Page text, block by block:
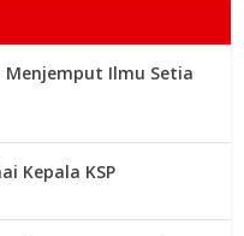
Menjemput Ilmu Setia
Kepala KSP